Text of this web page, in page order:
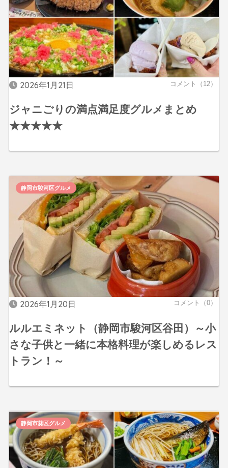
2026年1月21日 コメント（12）
ジャニごりの満点満足度グルメまとめ
★★★★★
2026年1月20日 コメント（0）
ルルエミネット（静岡市駿河区谷田）～小
さな子供と一緒に本格料理が楽しめるレス
トラン！～
静岡市駿河区グルメ
静岡市葵区グルメ